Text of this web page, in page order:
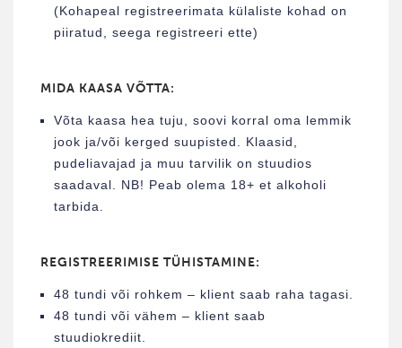
(Kohapeal registreerimata külaliste kohad on
piiratud, seega registreeri ette)
MIDA KAASA VÕTTA:
Võta kaasa hea tuju, soovi korral oma lemmik
jook ja/või kerged suupisted. Klaasid,
pudeliavajad ja muu tarvilik on stuudios
saadaval. NB! Peab olema 18+ et alkoholi
tarbida.
REGISTREERIMISE TÜHISTAMINE:
48 tundi või rohkem – klient saab raha tagasi.
48 tundi või vähem – klient saab
stuudiokrediit.